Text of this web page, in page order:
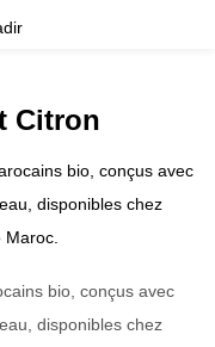
Citron
bio, conçus avec
disponibles chez